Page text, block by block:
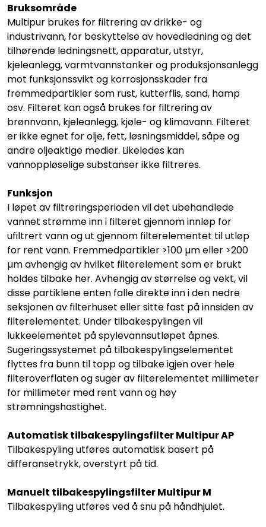
Bruksområde
Multipur brukes for filtrering av drikke- og
industrivann, for beskyttelse av hovedledning og det
tilhørende ledningsnett, apparatur, utstyr,
kjeleanlegg, varmtvannstanker og produksjonsanlegg
mot funksjonssvikt og korrosjonsskader fra
fremmedpartikler som rust, kutterflis, sand, hamp
osv. Filteret kan også brukes for filtrering av
brønnvann, kjeleanlegg, kjøle- og klimavann. Filteret
er ikke egnet for olje, fett, løsningsmiddel, såpe og
andre oljeaktige medier. Likeledes kan
vannoppløselige substanser ikke filtreres.
Funksjon
I løpet av filtreringsperioden vil det ubehandlede
vannet strømme inn i filteret gjennom innløp for
ufiltrert vann og ut gjennom filterelementet til utløp
for rent vann. Fremmedpartikler >100 µm eller >200
µm avhengig av hvilket filterelement som er brukt
holdes tilbake her. Avhengig av størrelse og vekt, vil
disse partiklene enten falle direkte inn i den nedre
seksjonen av filterhuset eller sitte fast på innsiden av
filterelementet. Under tilbakespylingen vil
lukkeelementet på spylevannsutløpet åpnes.
Sugeringssystemet på tilbakespylingselementet
flyttes fra bunn til topp og tilbake igjen over hele
filteroverflaten og suger av filterelementet millimeter
for millimeter med rent vann og høy
strømningshastighet.
Automatisk tilbakespylingsfilter Multipur AP
Tilbakespyling utføres automatisk basert på
differansetrykk, overstyrt på tid.
Manuelt tilbakespylingsfilter Multipur M
Tilbakespyling utføres ved å snu på håndhjulet.